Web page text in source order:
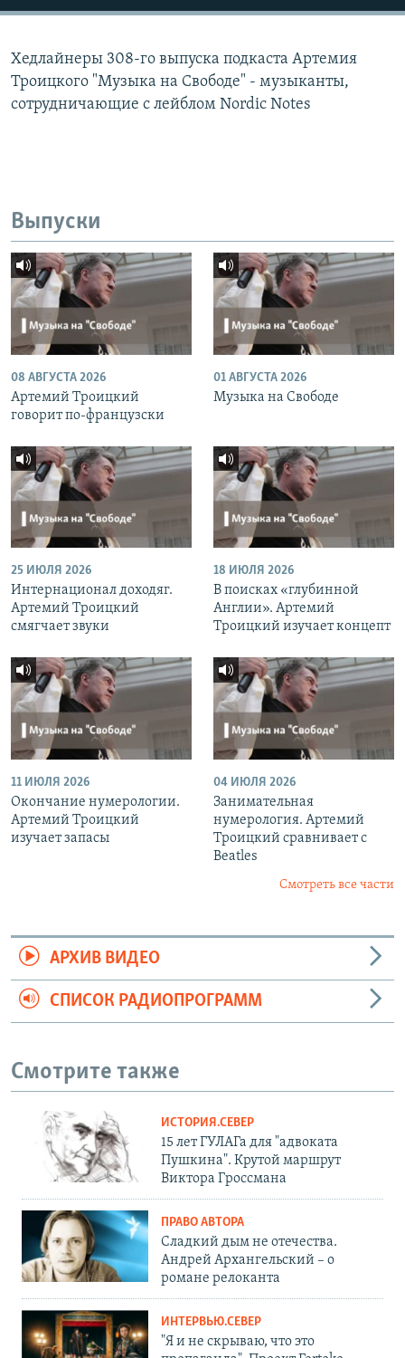
Хедлайнеры 308-го выпуска подкаста Артемия
Троицкого "Музыка на Свободе" - музыканты,
сотрудничающие с лейблом Nordic Notes
Выпуски
08 АВГУСТА 2026
Артемий Троицкий
говорит по-французски
01 АВГУСТА 2026
Музыка на Свободе
25 ИЮЛЯ 2026
Интернационал доходяг.
Артемий Троицкий
смягчает звуки
18 ИЮЛЯ 2026
В поисках «глубинной
Англии». Артемий
Троицкий изучает концепт
11 ИЮЛЯ 2026
Окончание нумерологии.
Артемий Троицкий
изучает запасы
04 ИЮЛЯ 2026
Занимательная
нумерология. Артемий
Троицкий сравнивает с
Beatles
Смотреть все части
АРХИВ ВИДЕО
СПИСОК РАДИОПРОГРАММ
Смотрите также
ИСТОРИЯ.СЕВЕР
15 лет ГУЛАГа для "адвоката
Пушкина". Крутой маршрут
Виктора Гроссмана
ПРАВО АВТОРА
Сладкий дым не отечества.
Андрей Архангельский – о
романе релоканта
ИНТЕРВЬЮ.СЕВЕР
"Я и не скрываю, что это